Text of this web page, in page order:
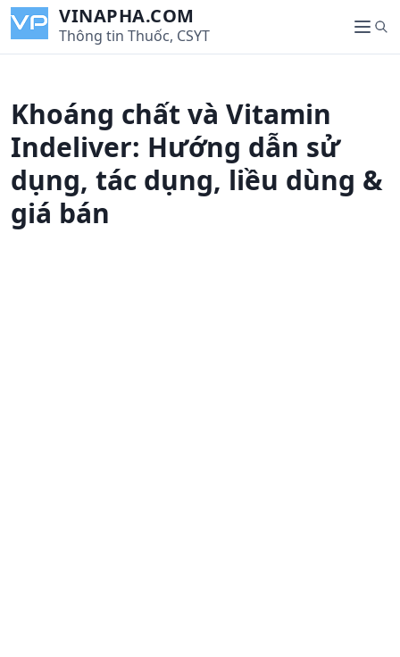
i
VINAPHA.COM
Thông tin Thuốc, CSYT
M
e
S
e
Khoáng chất và Vitamin
Indeliver: Hướng dẫn sử
dụng, tác dụng, liều dùng &
giá bán